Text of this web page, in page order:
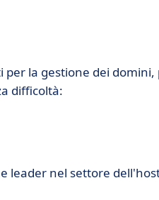
la gestione dei
difficoltà:
leader nel settore